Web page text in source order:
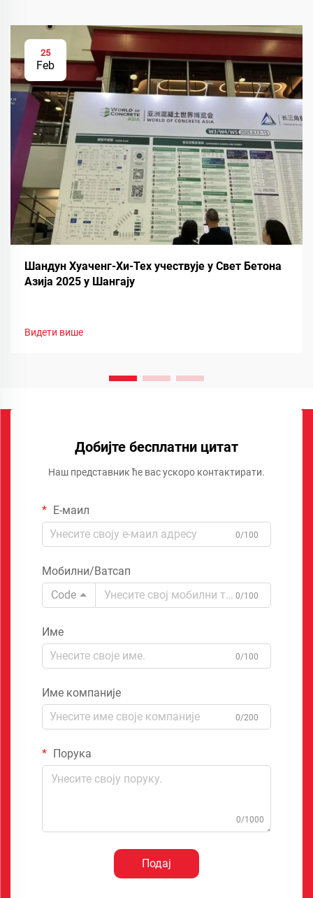
25
Feb
Шандун Хуаченг-Хи-Тех учествује у Свет Бетона
Азија 2025 у Шангају
Видети више
Добијте бесплатни цитат
Наш представник ће вас ускоро контактирати.
Е-маил
0/100
Мобилни/Ватсап
Code
0/100
Име
0/100
Име компаније
0/200
Порука
0/1000
Подај